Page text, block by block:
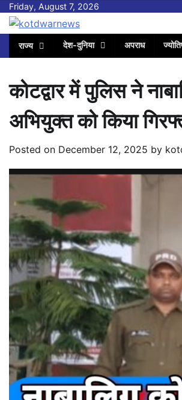
Skip
content
Friday, August 7, 2026
राज्य देश-दुनिया अपराध
कोटद्वार में पुलिस ने
अभियुक्त को किया
Posted on December 12, 2025 by